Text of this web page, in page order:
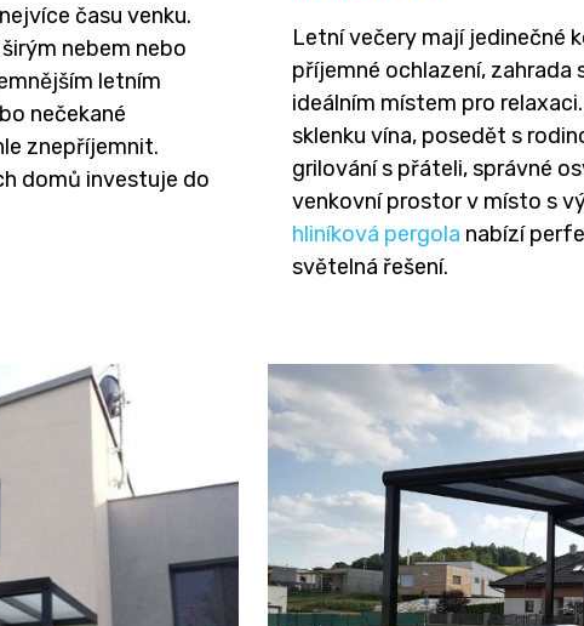
času venku.
nebem nebo
letním
nečekané
znepříjemnit.
domů investuje do
Letní večery mají jedinečné
příjemné ochlazení, zahrada
ideálním místem pro
sklenku vína, posedět s
grilování s přáteli, správné
venkovní prostor v místo s
hliníková pergola nabízí
světelná řešení.